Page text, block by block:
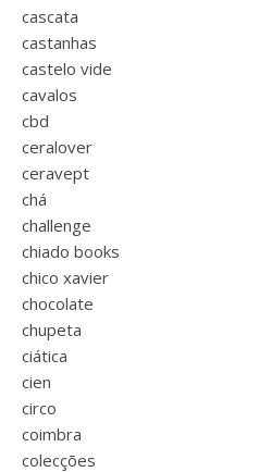
cascata
castanhas
castelo vide
cavalos
cbd
ceralover
ceravept
chá
challenge
chiado books
chico xavier
chocolate
chupeta
ciática
cien
circo
coimbra
colecções